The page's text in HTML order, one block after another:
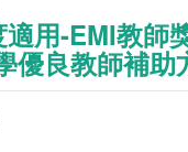
適用-EMI教師
優良教師補助